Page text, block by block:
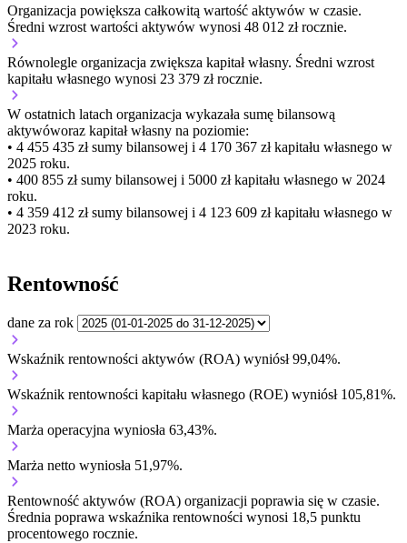
Organizacja powiększa całkowitą wartość aktywów w czasie.
Średni wzrost wartości aktywów wynosi 48 012 zł rocznie.
Równolegle organizacja zwiększa kapitał własny. Średni wzrost
kapitału własnego wynosi 23 379 zł rocznie.
W ostatnich latach organizacja wykazała sumę bilansową
aktywóworaz kapitał własny na poziomie:
• 4 455 435 złsumy bilansowej i 4 170 367 zł kapitału własnego w
2025 roku.
• 400 855 złsumy bilansowej i 5000 zł kapitału własnego w 2024
roku.
• 4 359 412 złsumy bilansowej i 4 123 609 zł kapitału własnego w
2023 roku.
Rentowność
dane za rok
Wskaźnik rentowności aktywów (ROA) wyniósł 99,04%.
Wskaźnik rentowności kapitału własnego (ROE) wyniósł 105,81%.
Marża operacyjna wyniosła 63,43%.
Marża netto wyniosła 51,97%.
Rentowność aktywów (ROA) organizacji poprawia się w czasie.
Średnia poprawa wskaźnika rentowności wynosi 18,5 punktu
procentowego rocznie.